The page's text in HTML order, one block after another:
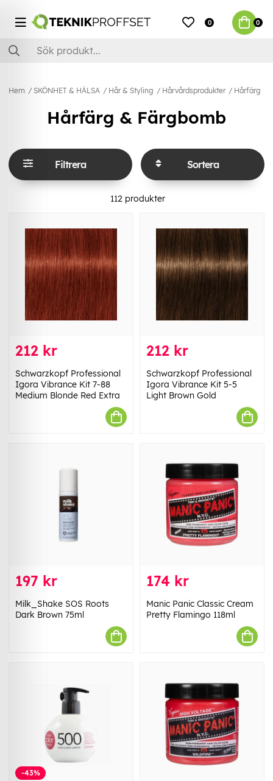
0 0
Hem SKÖNHET & HÄLSA Hår & Styling Hårvårdsprodukter Hårfärg
Hårfärg & Färgbomb
Filtrera Sortera
112 produkter
212 kr
Schwarzkopf Professional
Igora Vibrance Kit 7-88
Medium Blonde Red Extra
212 kr
Schwarzkopf Professional
Igora Vibrance Kit 5-5
Light Brown Gold
197 kr
Milk_Shake SOS Roots
Dark Brown 75ml
174 kr
Manic Panic Classic Cream
Pretty Flamingo 118ml
-43%